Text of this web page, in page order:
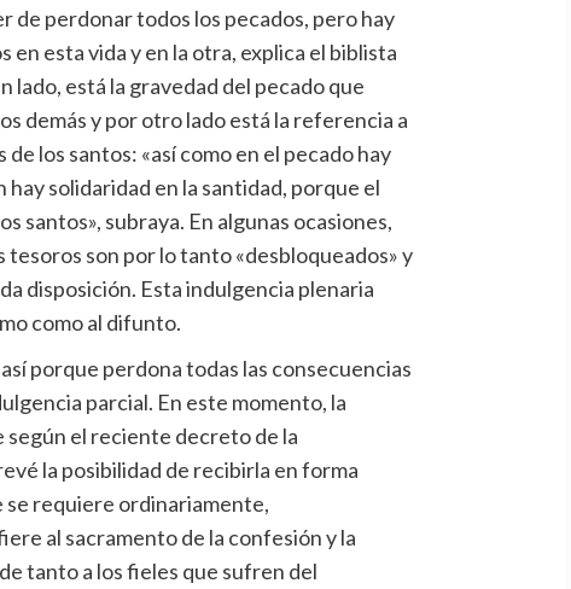
de perdonar todos los pecados, pero hay
en esta vida y en la otra, explica el biblista
lado, está la gravedad del pecado que
demás y por otro lado está la referencia a
los santos: «así como en el pecado hay
solidaridad en la santidad, porque el
santos», subraya. En algunas ocasiones,
son por lo tanto «desbloqueados» y
disposición. Esta indulgencia plenaria
como al difunto.
porque perdona todas las consecuencias
parcial. En este momento, la
el reciente decreto de la
la posibilidad de recibirla en forma
requiere ordinariamente,
al sacramento de la confesión y la
tanto a los fieles que sufren del